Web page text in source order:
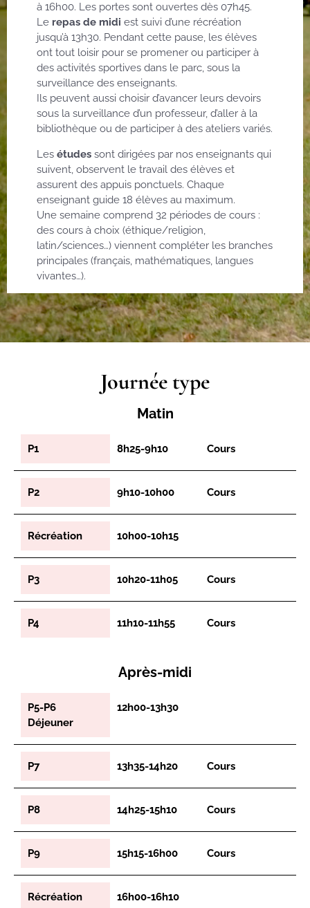
à 16h00. Les portes sont ouvertes dès 07h45.
Le repas de midi est suivi d’une récréation
jusqu’à 13h30. Pendant cette pause, les élèves
ont tout loisir pour se promener ou participer à
des activités sportives dans le parc, sous la
surveillance des enseignants.
Ils peuvent aussi choisir d’avancer leurs devoirs
sous la surveillance d’un professeur, d’aller à la
bibliothèque ou de participer à des ateliers variés.
Les étudessont dirigées par nos enseignants qui
suivent, observent le travail des élèves et
assurent des appuis ponctuels. Chaque
enseignant guide 18 élèves au maximum.
Une semaine comprend 32 périodes de cours :
des cours à choix (éthique/religion,
latin/sciences…) viennent compléter les branches
principales (français, mathématiques, langues
vivantes…).
Journée type
Matin
P1 8h25-9h10 Cours
P2 9h10-10h00 Cours
Récréation 10h00-10h15
P3 10h20-11h05 Cours
P4 11h10-11h55 Cours
Après-midi
P5-P6
Déjeuner
12h00-13h30
P7 13h35-14h20 Cours
P8 14h25-15h10 Cours
P9 15h15-16h00 Cours
Récréation 16h00-16h10